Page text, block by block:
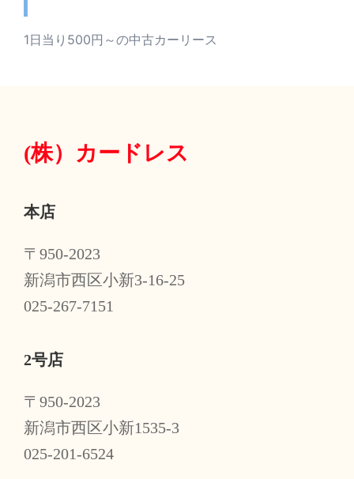
1日当り500円～の中古カーリース
(株） カードレス
本店
〒950-2023
新潟市西区小新3-16-25
025-267-7151
2号店
〒950-2023
新潟市西区小新1535-3
025-201-6524